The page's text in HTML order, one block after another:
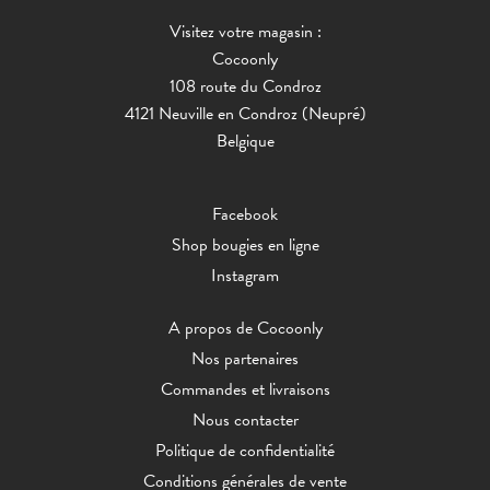
Visitez votre magasin :
Cocoonly
108 route du Condroz
4121 Neuville en Condroz (Neupré)
Belgique
Facebook
Shop bougies en ligne
Instagram
A propos de Cocoonly
Nos partenaires
Commandes et livraisons
Nous contacter
Politique de confidentialité
Conditions générales de vente